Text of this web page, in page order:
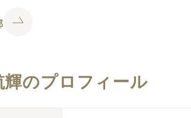
輝のプロフィール